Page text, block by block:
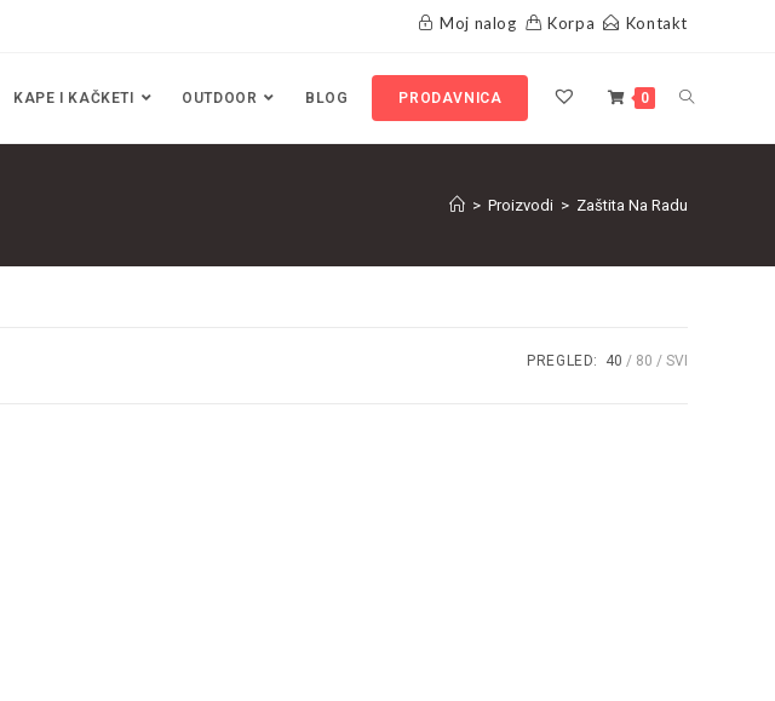
Moj nalog Korpa Kontakt
KAPE I KAČKETI OUTDOOR BLOG PRODAVNICA 0
> Proizvodi > Zaštita Na Radu
PREGLED: 40 80 SVI